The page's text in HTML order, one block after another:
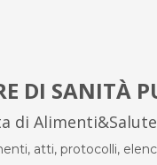
DI SANITÀ
di Alimenti&Salute
atti, protocolli,